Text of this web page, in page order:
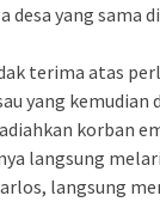
desa yang
terima atas
yang kemudian
korban
langsung
langsung